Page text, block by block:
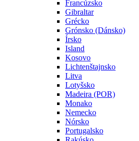
Francúzsko
Gibraltar
Grécko
Grónsko (Dánsko)
Írsko
Island
Kosovo
Lichtenštajnsko
Litva
Lotyšsko
Madeira (POR)
Monako
Nemecko
Nórsko
Portugalsko